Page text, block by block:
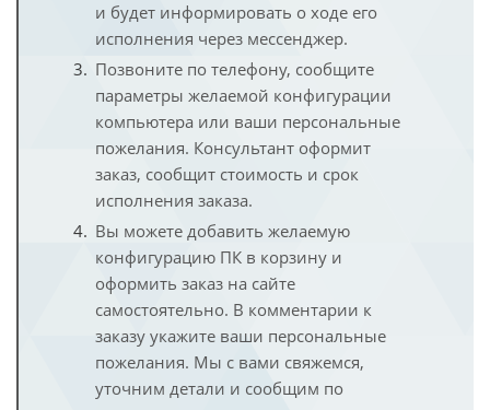
и будет информировать о ходе его
исполнения через мессенджер.
Позвоните по телефону, сообщите
параметры желаемой конфигурации
компьютера или ваши персональные
пожелания. Консультант оформит
заказ, сообщит стоимость и срок
исполнения заказа.
Вы можете добавить желаемую
конфигурацию ПК в корзину и
оформить заказ на сайте
самостоятельно. В комментарии к
заказу укажите ваши персональные
пожелания. Мы с вами свяжемся,
уточним детали и сообщим по